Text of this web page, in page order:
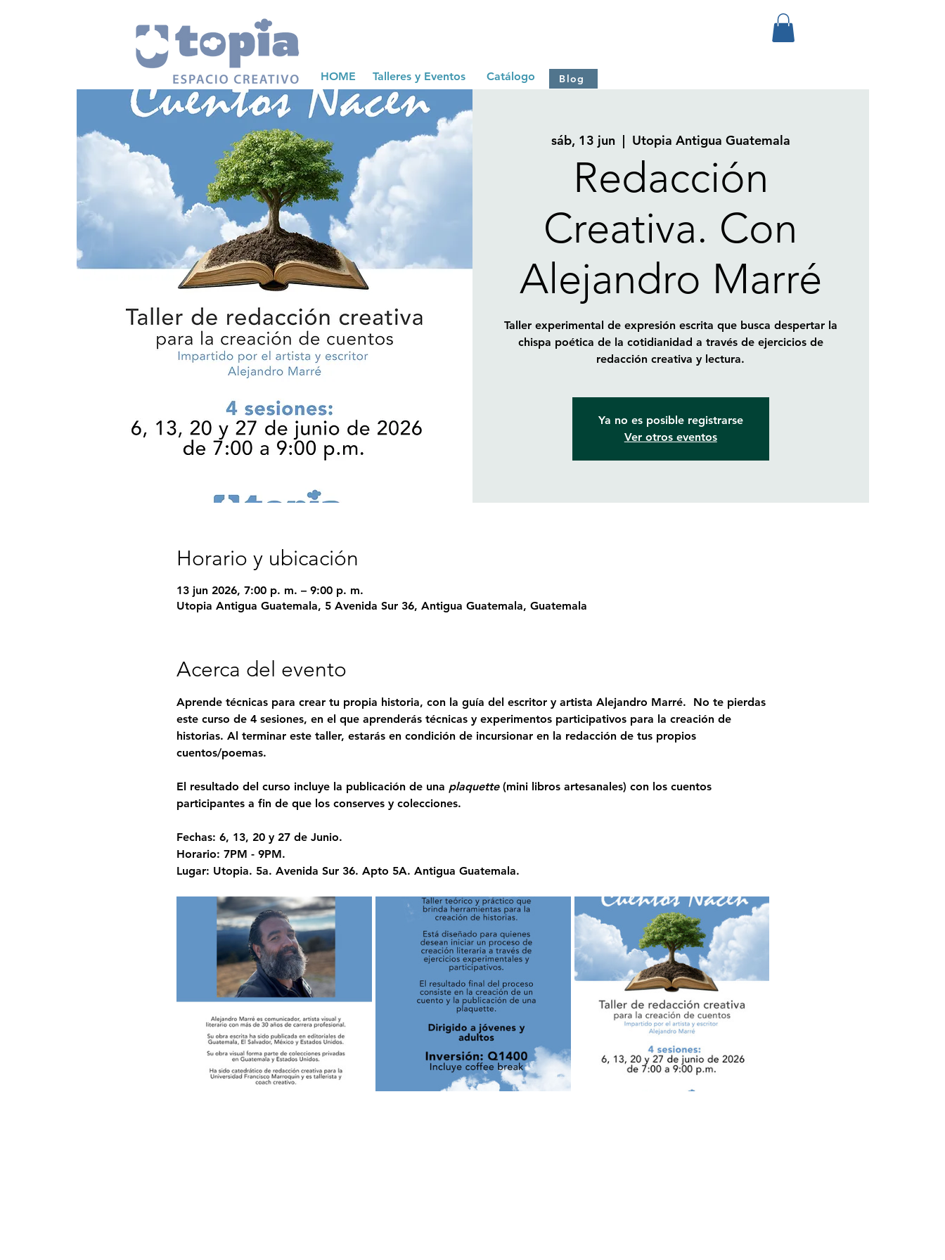
HOME Talleres y Eventos Catálogo Blog
sáb, 13 jun
  |
Utopia Antigua Guatemala
Redacción
Creativa. Con
Alejandro Marré
Taller experimental de expresión escrita que busca despertar la
chispa poética de la cotidianidad a través de ejercicios de
redacción creativa y lectura.
Ya no es posible registrarse
Ver otros eventos
Horario y ubicación
13 jun 2026, 7:00 p. m. – 9:00 p. m.
Utopia Antigua Guatemala, 5 Avenida Sur 36, Antigua Guatemala, Guatemala
Acerca del evento
Aprende técnicas para crear tu propia historia, con la guía del escritor y artista Alejandro Marré.  No te pierdas
este curso de 4 sesiones, en el que aprenderás técnicas y experimentos participativos para la creación de
historias. Al terminar este taller, estarás en condición de incursionar en la redacción de tus propios
cuentos/poemas.
El resultado del curso incluye la publicación de una plaquette (mini libros artesanales) con los cuentos
participantes a fin de que los conserves y colecciones.
Fechas: 6, 13, 20 y 27 de Junio.
Horario: 7PM - 9PM.
Lugar: Utopia. 5a. Avenida Sur 36. Apto 5A. Antigua Guatemala.